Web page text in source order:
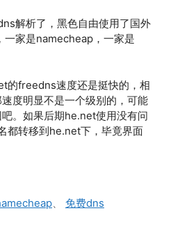
解析了，黑色自由使用了国外
一家是namecheap，一家是
的freedns速度还是挺快的，相
度明显不是一个级别的，可能
。如果后期he.net使用没有问
都转移到he.net下，毕竟界面
免费dns